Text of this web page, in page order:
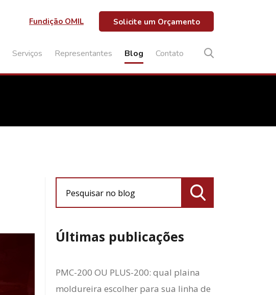
Fundição OMIL Solicite um Orçamento
Serviços Representantes Blog Contato
Pesquisar no blog
Últimas publicações
PMC-200 OU PLUS-200: qual plaina
moldureira escolher para sua linha de